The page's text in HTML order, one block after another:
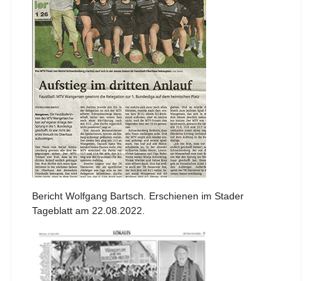
Bericht Wolfgang Bartsch. Erschienen im Stader
Tageblatt am 22.08.2022.